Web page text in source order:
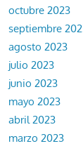
octubre 2023
septiembre
agosto 2023
julio 2023
junio 2023
mayo 2023
abril 2023
marzo 2023